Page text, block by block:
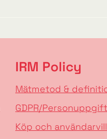
IRM Policy
Mätmetod &
GDPR/
Köp och